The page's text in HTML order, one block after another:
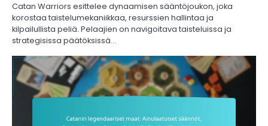
Catan Warriors esittelee dynaamisen sääntöjoukon, joka
korostaa taistelumekaniikkaa, resurssien hallintaa ja
kilpailullista peliä. Pelaajien on navigoitava taisteluissa ja
strategisissa päätöksissä…